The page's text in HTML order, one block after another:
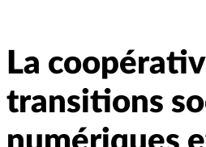
La
transitions